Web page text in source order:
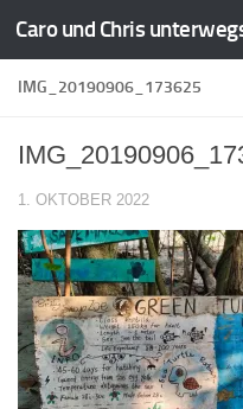
Zum Inhalt springen
Caro und Chris
IMG_20190906_173625
1. OKTOBER 2022